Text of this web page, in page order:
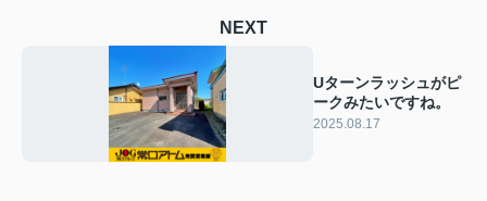
NEXT
Uターンラッシュがピ
ークみたいですね。
2025.08.17